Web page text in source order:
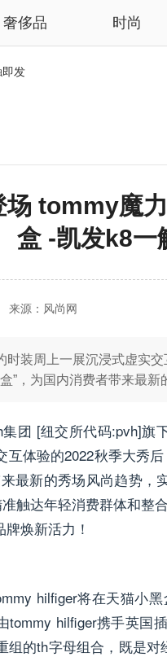
奢侈品 时尚
发
tommy魔
盒 -凯发k8一
来源：风尚网
时装周上一展沉浸式虚实
”，为国内消费者带来最
团 [纽交所代码:pvh]旗
体验的2022秋季大秀
最新的秀场风尚趋势，
触达年轻消费群体和
焕新活力！
hilfiger将在天猫小
tommy hilfiger携手英国
组的th字母组合，既是